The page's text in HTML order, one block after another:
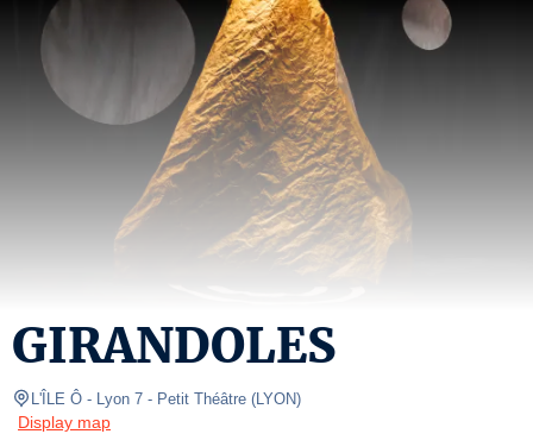
GIRANDOLES
L'ÎLE Ô - Lyon 7 - Petit Théâtre (LYON)
Display map